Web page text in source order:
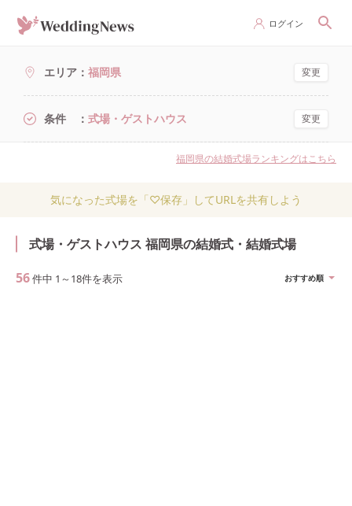
ログイン
エリア 福岡県 変更
条件 式場・ゲストハウス 変更
福岡県の結婚式場ランキングはこちら
気になった式場を「♡保存」してURLを共有しよう
式場・ゲストハウス 福岡県の結婚式・結婚式場
56件中 1 ～ 18件を表示 おすすめ順